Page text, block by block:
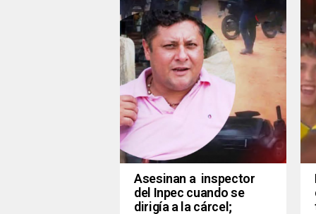
Asesinan a inspector
del Inpec cuando se
dirigía a la cárcel;